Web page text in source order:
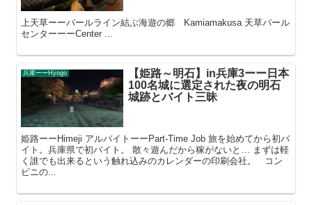
上天草ーーパールライン結ぶ海遊の郷 Kamiamakusa 天草パール
センターーーCenter ...
兵庫ーーHyogo
【姫路～明石】in兵庫3ーー日本
100名城に選定された夜の明石
城跡とバイト三昧
姫路ーーHimeji アルバイトーーPart-Time Job 旅を始めてから初バ
イト。兵庫県で初バイト。 散々遊んだから稼がないと… まずは軽
く誰でも出来るという触れ込みのカレンダーの印刷会社。 コン
ビニの...